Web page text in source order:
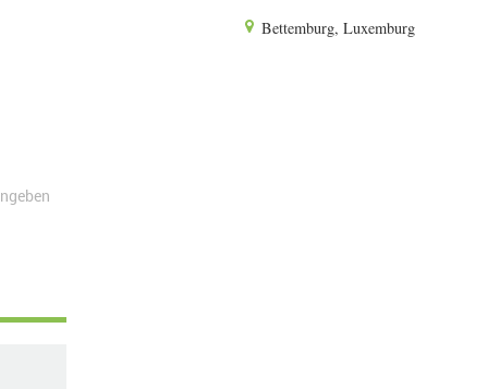
Bettemburg, Luxemburg